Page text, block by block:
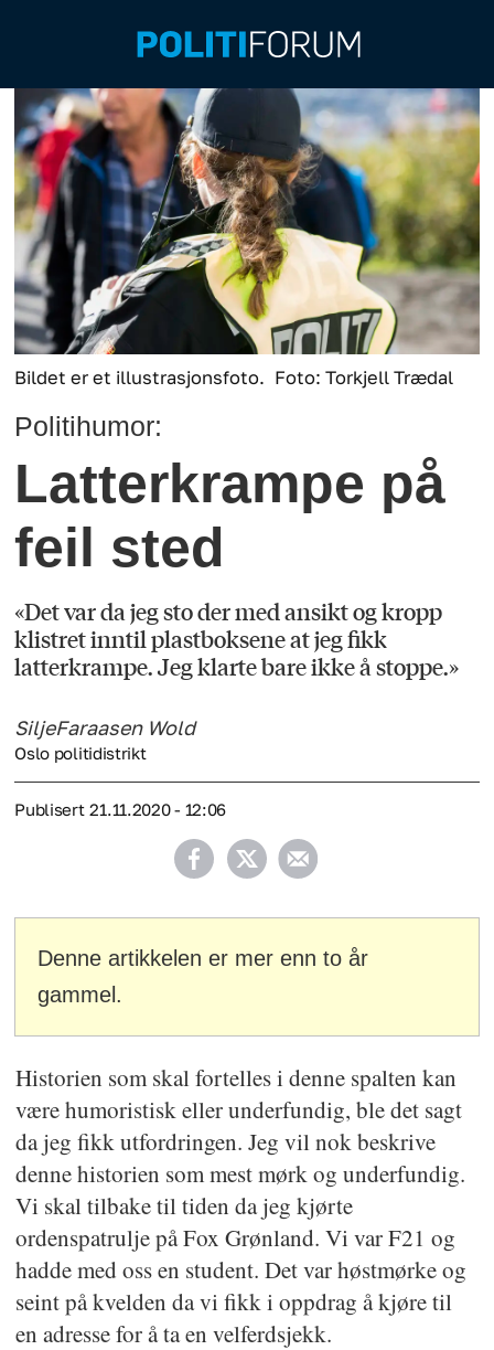
Bildet er et illustrasjonsfoto. Foto: Torkjell Trædal
Politihumor:
Latterkrampe på
feil sted
«Det var da jeg sto der med ansikt og kropp
klistret inntil plastboksene at jeg fikk
latterkrampe. Jeg klarte bare ikke å stoppe.»
SiljeFaraasen Wold
Oslo politidistrikt
Publisert 21.11.2020 - 12:06
Denne artikkelen er mer enn to år
gammel.
Historien som skal fortelles i denne spalten kan
være humoristisk eller underfundig, ble det sagt
da jeg fikk utfordringen. Jeg vil nok beskrive
denne historien som mest mørk og underfundig.
Vi skal tilbake til tiden da jeg kjørte
ordenspatrulje på Fox Grønland. Vi var F21 og
hadde med oss en student. Det var høstmørke og
seint på kvelden da vi fikk i oppdrag å kjøre til
en adresse for å ta en velferdsjekk.